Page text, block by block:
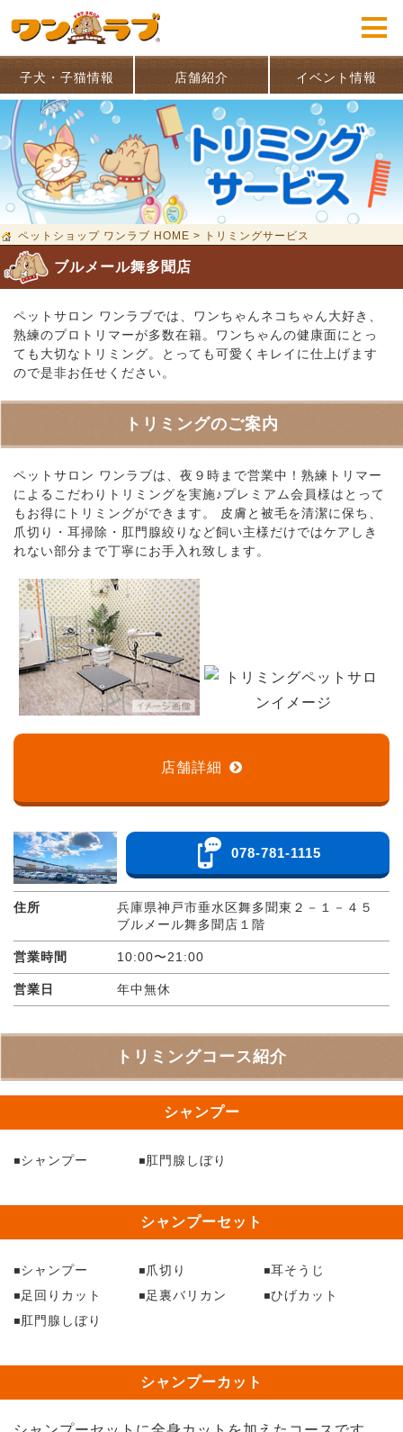
子犬・子猫情報 店舗紹介 イベント情報
ペットショップ ワンラブ HOME > トリミングサービス
ブルメール舞多聞店
ペットサロン ワンラブでは、ワンちゃんネコちゃん大好き、
熟練のプロトリマーが多数在籍。ワンちゃんの健康面にとっ
ても大切なトリミング。とっても可愛くキレイに仕上げます
ので是非お任せください。
トリミングのご案内
ペットサロン ワンラブは、夜９時まで営業中！熟練トリマー
によるこだわりトリミングを実施♪プレミアム会員様はとって
もお得にトリミングができます。 皮膚と被毛を清潔に保ち、
爪切り・耳掃除・肛門腺絞りなど飼い主様だけではケアしき
れない部分まで丁寧にお手入れ致します。
店舗詳細
078-781-1115
住所
兵庫県神戸市垂水区舞多聞東２－１－４５
ブルメール舞多聞店１階
営業時間 10:00〜21:00
営業日 年中無休
トリミングコース紹介
シャンプー
シャンプー 肛門腺しぼり
シャンプーセット
シャンプー 爪切り
耳そうじ
足回りカット
足裏バリカン
ひげカット
肛門腺しぼり
シャンプーカット